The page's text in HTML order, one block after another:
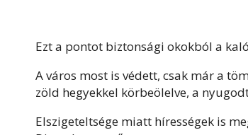
Ezt a pontot biztonsági okokból a
A város most is védett, csak már a
zöld hegyekkel körbeölelve, a
Elszigeteltsége miatt hírességek is